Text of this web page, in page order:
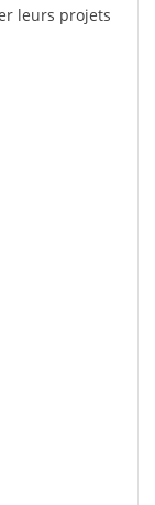
leurs projets